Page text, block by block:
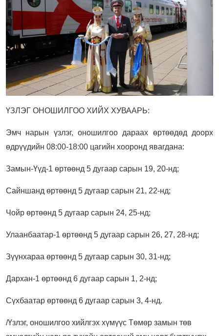
ҮЗЛЭГ ОНОШИЛГОО ХИЙХ ХУВААРЬ:
Эмч нарын үзлэг, оношилгоо дараах өртөөдөд доорх
өдрүүдийн 08:00-18:00 цагийн хооронд явагдана:
Замын-Үүд-1 өртөөнд 5 дугаар сарын 19, 20-нд;
Сайншанд өртөөнд 5 дугаар сарын 21, 22-нд;
Чойр өртөөнд 5 дугаар сарын 24, 25-нд;
Улаанбаатар-1 өртөөнд 5 дугаар сарын 26, 27, 28-нд;
Зүүнхараа өртөөнд 5 дугаар сарын 30, 31-нд;
Дархан-1 өртөөнд 6 дугаар сарын 1, 2-нд;
Сүхбаатар өртөөнд 6 дугаар сарын 3, 4-нд.
/Үзлэг, оношилгоо хийлгэх хүмүүс Төмөр замын төв